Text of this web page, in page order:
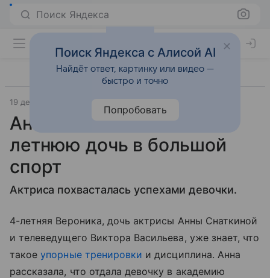
Поиск Яндекса
19 декабря 2017
Анна Снаткина отдала 4-
летнюю дочь в большой
спорт
Актриса похвасталась успехами девочки.
4-летняя Вероника, дочь актрисы Анны Снаткиной
и телеведущего Виктора Васильева, уже знает, что
такоеупорные тренировки и дисциплина. Анна
рассказала, что отдала девочку в академию
Поиск Яндекса с Алисой AI
Найдёт ответ, картинку или видео —
быстро и точно
Попробовать